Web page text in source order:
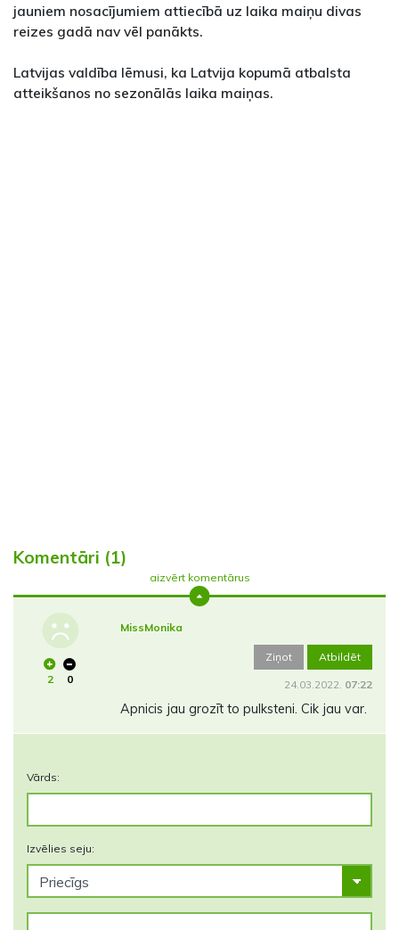
jauniem nosacījumiem attiecībā uz laika maiņu divas
reizes gadā nav vēl panākts.
Latvijas valdība lēmusi, ka Latvija kopumā atbalsta
atteikšanos no sezonālās laika maiņas.
Komentāri (1)
aizvērt komentārus
2 0
MissMonika
Ziņot Atbildēt
24.03.2022. 07:22
Apnicis jau grozīt to pulksteni. Cik jau var.
Vārds:
Izvēlies seju: